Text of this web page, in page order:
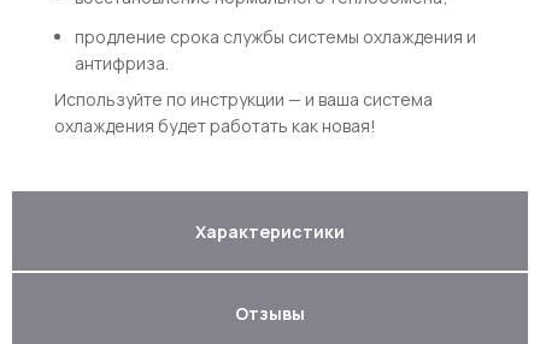
продление срока службы системы охлаждения и
антифриза.
Используйте по инструкции — и ваша система
охлаждения будет работать как новая!
Характеристики
Отзывы